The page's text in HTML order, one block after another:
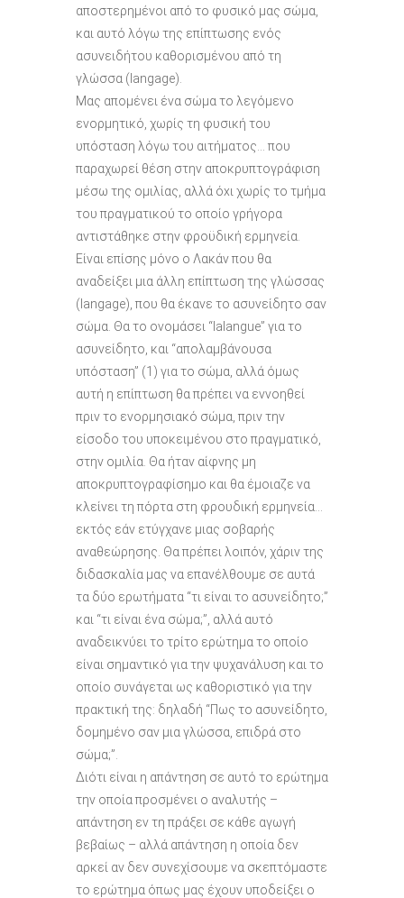
αποστερημένοι από το φυσικό μας σώμα,
και αυτό λόγω της επίπτωσης ενός
ασυνειδήτου καθορισμένου από τη
γλώσσα (langage).
Μας απομένει ένα σώμα το λεγόμενο
ενορμητικό, χωρίς τη φυσική του
υπόσταση λόγω του αιτήματος… που
παραχωρεί θέση στην αποκρυπτογράφιση
μέσω της ομιλίας, αλλά όxι χωρίς το τμήμα
του πραγματικού το οποίο γρήγορα
αντιστάθηκε στην φροϋδική ερμηνεία.
Είναι επίσης μόνο ο Λακάν που θα
αναδείξει μια άλλη επίπτωση της γλώσσας
(langage), που θα έκανε το ασυνείδητο σαν
σώμα. Θα το ονομάσει “lalangue” για το
ασυνείδητο, και “απολαμβάνουσα
υπόσταση” (1) για το σώμα, αλλά όμως
αυτή η επίπτωση θα πρέπει να εννοηθεί
πριν το ενορμησιακό σώμα, πριν την
είσοδο του υποκειμένου στο πραγματικό,
στην ομιλία. Θα ήταν αίφνης μη
αποκρυπτογραφίσημο και θα έμοιαζε να
κλείνει τη πόρτα στη φρουδική ερμηνεία…
εκτός εάν ετύγχανε μιας σοβαρής
αναθεώρησης. Θα πρέπει λοιπόν, χάριν της
διδασκαλία μας να επανέλθουμε σε αυτά
τα δύο ερωτήματα “τι είναι το ασυνείδητο;”
και “τι είναι ένα σώμα;”, αλλά αυτό
αναδεικνύει το τρίτο ερώτημα το οποίο
είναι σημαντικό για την ψυχανάλυση και το
οποίο συνάγεται ως καθοριστικό για την
πρακτική της: δηλαδή “Πως το ασυνείδητο,
δομημένο σαν μια γλώσσα, επιδρά στο
σώμα;”.
Διότι είναι η απάντηση σε αυτό το ερώτημα
την οποία προσμένει ο αναλυτής –
απάντηση εν τη πράξει σε κάθε αγωγή
βεβαίως – αλλά απάντηση η οποία δεν
αρκεί αν δεν συνεχίσουμε να σκεπτόμαστε
το ερώτημα όπως μας έχουν υποδείξει ο